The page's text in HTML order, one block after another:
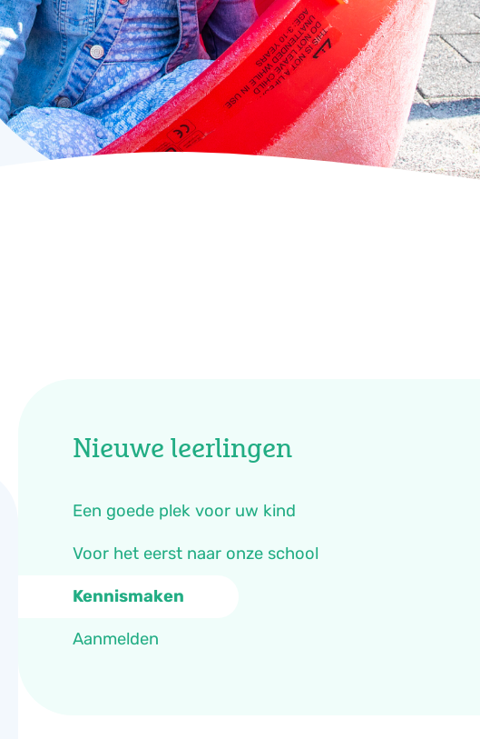
Nieuwe leerlingen
Een goede plek voor uw kind
Voor het eerst naar onze school
Kennismaken
Aanmelden